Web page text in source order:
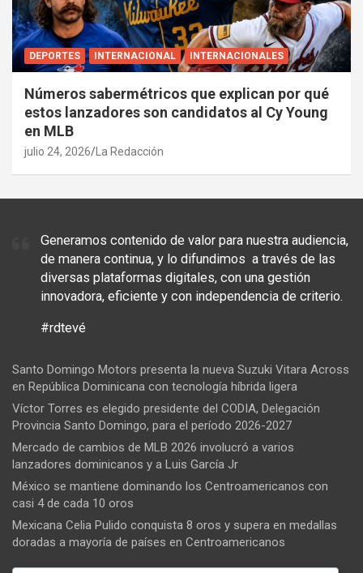
DEPORTES INTERNACIONAL INTERNACIONALES
Números sabermétricos que explican por qué
estos lanzadores son candidatos al Cy Young
en MLB
julio 24, 2026 La Redacción
Generamos contenido de valor para nuestra audiencia,
de manera continua, y lo difundimos a través de las
diversas plataformas digitales, con una gestión
innovadora, eficiente y con independencia de criterio.
#rdtevé
Santo Domingo Motors presenta la nueva Suzuki Vitara Across
en República Dominicana con tecnología híbrida ligera
Víctor Torres es elegido presidente del CODIA, Delegación
Provincia Santo Domingo, para el período 2026-2027
Mercado de cambios de MLB 2026 involucró a varios
lanzadores dominicanos y a Luis García Jr
México se mantiene dominando los Centroamericanos con
casi 4 de cada 10 oros
Mexicana Celia Pulido conquista 8 oros y supera en medallas
doradas a mayoría de países en Centroamericanos